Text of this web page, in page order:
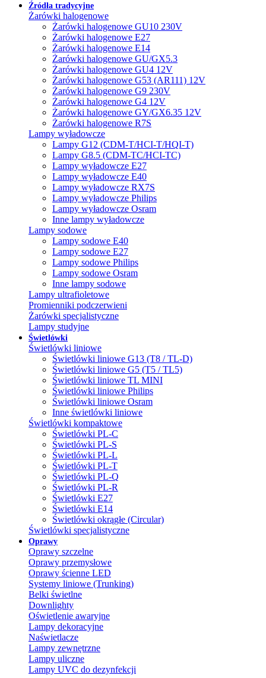
Źródła tradycyjne
Żarówki halogenowe
Żarówki halogenowe GU10 230V
Żarówki halogenowe E27
Żarówki halogenowe E14
Żarówki halogenowe GU/GX5.3
Żarówki halogenowe GU4 12V
Żarówki halogenowe G53 (AR111) 12V
Żarówki halogenowe G9 230V
Żarówki halogenowe G4 12V
Żarówki halogenowe GY/GX6.35 12V
Żarówki halogenowe R7S
Lampy wyładowcze
Lampy G12 (CDM-T/HCI-T/HQI-T)
Lampy G8.5 (CDM-TC/HCI-TC)
Lampy wyładowcze E27
Lampy wyładowcze E40
Lampy wyładowcze RX7S
Lampy wyładowcze Philips
Lampy wyładowcze Osram
Inne lampy wyładowcze
Lampy sodowe
Lampy sodowe E40
Lampy sodowe E27
Lampy sodowe Philips
Lampy sodowe Osram
Inne lampy sodowe
Lampy ultrafioletowe
Promienniki podczerwieni
Żarówki specjalistyczne
Lampy studyjne
Świetlówki
Świetlówki liniowe
Świetlówki liniowe G13 (T8 / TL-D)
Świetlówki liniowe G5 (T5 / TL5)
Świetlówki liniowe TL MINI
Świetlówki liniowe Philips
Świetlówki liniowe Osram
Inne świetlówki liniowe
Świetlówki kompaktowe
Świetlówki PL-C
Świetlówki PL-S
Świetlówki PL-L
Świetlówki PL-T
Świetlówki PL-Q
Świetlówki PL-R
Świetlówki E27
Świetlówki E14
Świetlówki okrągłe (Circular)
Świetlówki specjalistyczne
Oprawy
Oprawy szczelne
Oprawy przemysłowe
Oprawy ścienne LED
Systemy liniowe (Trunking)
Belki świetlne
Downlighty
Oświetlenie awaryjne
Lampy dekoracyjne
Naświetlacze
Lampy zewnętrzne
Lampy uliczne
Lampy UVC do dezynfekcji